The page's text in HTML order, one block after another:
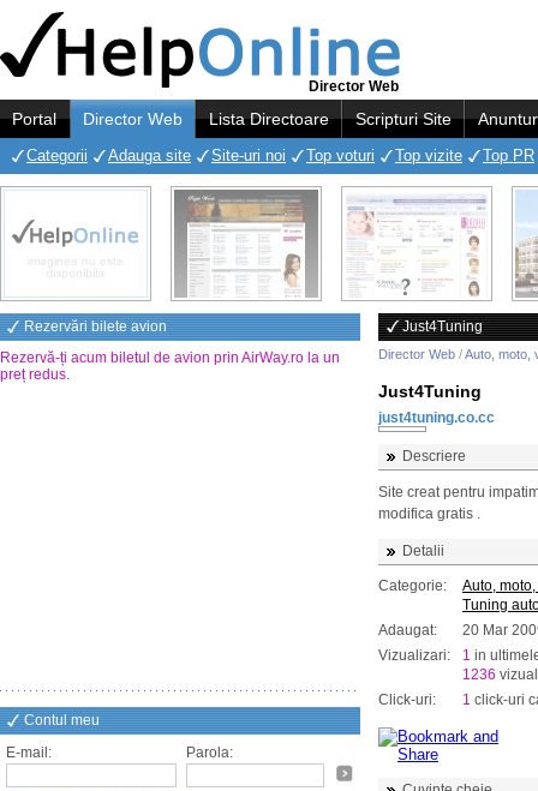
Director Web
Portal Director Web Lista Directoare Scripturi Site
Categorii Adauga site Site-uri noi Top voturi Top vizite Top PR
Rezervări bilete avion
Rezervă-ți acum biletul de avion prin AirWay.ro la un
preț redus.
Contul meu
E-mail:
Parola:
Just4Tuning
Director Web /Auto, moto,
Just4Tuning
just4tuning.co.cc
Descriere
Site creat pentru
modifica gratis .
Detalii
Categorie:
Auto,
Tuning
Adaugat:
20 Mar
Vizualizari:
1 in
1236
Click-uri:
1 click-uri